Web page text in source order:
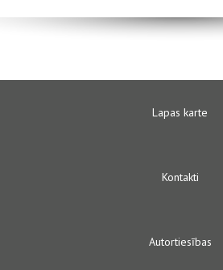
Lapas karte
Kontakti
Autortiesības